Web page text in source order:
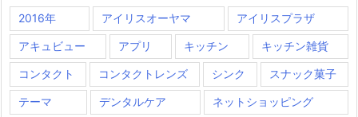
2016年 アイリスオーヤマ アイリスプラザ
アキュビュー アプリ キッチン キッチン雑貨
コンタクト コンタクトレンズ シンク スナック菓子
テーマ デンタルケア ネットショッピング